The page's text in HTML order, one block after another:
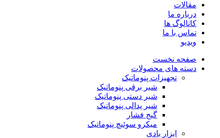
مقالات
درباره ما
کاتالوگ ها
تماس با ما
ویدیو
صفحه نخست
دسته های محصولات
تجهیزات پنوماتیک
شیر برقی پنوماتیک
شیر دستی پنوماتیک
شیر پدالی پنوماتیک
گیج فشار
میکرو سوئیچ پنوماتیک
ابزار بادی